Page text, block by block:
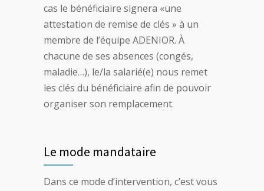
cas le bénéficiaire signera «une
attestation de remise de clés » à un
membre de l’équipe ADENIOR. À
chacune de ses absences (congés,
maladie…), le/la salarié(e) nous remet
les clés du bénéficiaire afin de pouvoir
organiser son remplacement.
Le mode mandataire
Dans ce mode d’intervention, c’est vous